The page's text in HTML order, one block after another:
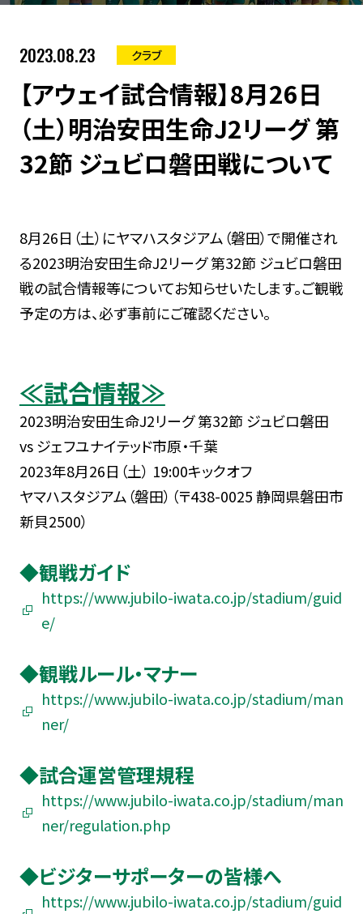
2023.08.23 クラブ
【アウェイ試合情報】8月26日
（土）明治安田生命J2リーグ 第
32節 ジュビロ磐田戦について
8月26日（土）にヤマハスタジアム（磐田）で開催され
る2023明治安田生命J2リーグ 第32節 ジュビロ磐田
戦の試合情報等についてお知らせいたします。ご観戦
予定の方は、必ず事前にご確認ください。
≪試合情報≫
2023明治安田生命J2リーグ 第32節 ジュビロ磐田
vs ジェフユナイテッド市原・千葉
2023年8月26日（土） 19:00キックオフ
ヤマハスタジアム（磐田）（〒438-0025 静岡県磐田市
新貝2500）
◆観戦ガイド
https://www.jubilo-iwata.co.jp/stadium/guid
e/
◆観戦ルール・マナー
https://www.jubilo-iwata.co.jp/stadium/man
ner/
◆試合運営管理規程
https://www.jubilo-iwata.co.jp/stadium/man
ner/regulation.php
◆ビジターサポーターの皆様へ
https://www.jubilo-iwata.co.jp/stadium/guid